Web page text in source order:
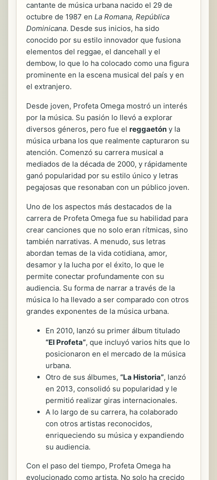
cantante de música urbana nacido el 29 de
octubre de 1987 en La Romana, República
Dominicana. Desde sus inicios, ha sido
conocido por su estilo innovador que fusiona
elementos del reggae, el dancehall y el
dembow, lo que lo ha colocado como una figura
prominente en la escena musical del país y en
el extranjero.
Desde joven, Profeta Omega mostró un interés
por la música. Su pasión lo llevó a explorar
diversos géneros, pero fue el reggaetón y la
música urbana los que realmente capturaron su
atención. Comenzó su carrera musical a
mediados de la década de 2000, y rápidamente
ganó popularidad por su estilo único y letras
pegajosas que resonaban con un público joven.
Uno de los aspectos más destacados de la
carrera de Profeta Omega fue su habilidad para
crear canciones que no solo eran rítmicas, sino
también narrativas. A menudo, sus letras
abordan temas de la vida cotidiana, amor,
desamor y la lucha por el éxito, lo que le
permite conectar profundamente con su
audiencia. Su forma de narrar a través de la
música lo ha llevado a ser comparado con otros
grandes exponentes de la música urbana.
En 2010, lanzó su primer álbum titulado
“El Profeta”, que incluyó varios hits que lo
posicionaron en el mercado de la música
urbana.
Otro de sus álbumes, “La Historia”, lanzó
en 2013, consolidó su popularidad y le
permitió realizar giras internacionales.
A lo largo de su carrera, ha colaborado
con otros artistas reconocidos,
enriqueciendo su música y expandiendo
su audiencia.
Con el paso del tiempo, Profeta Omega ha
evolucionado como artista. No solo ha crecido